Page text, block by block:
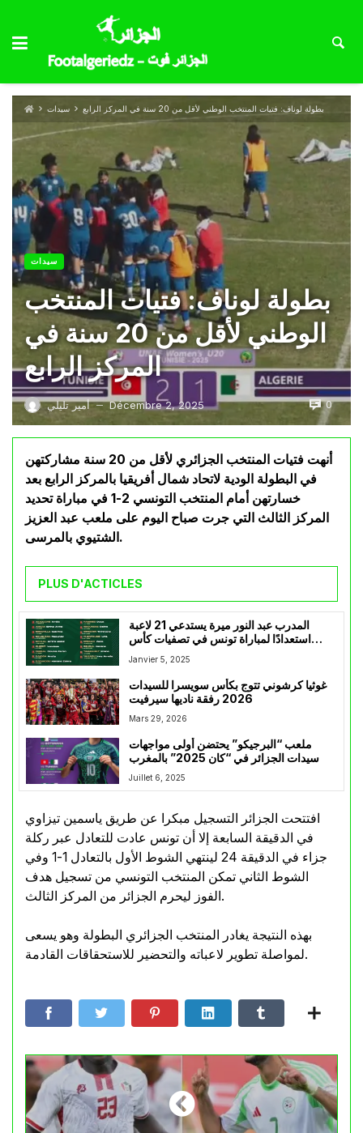
سيدات بطولة لوناف: فتيات المنتخب الوطني لأقل من 20 سنة في المركز الرابع
سيدات
بطولة لوناف: فتيات المنتخب
الوطني لأقل من 20 سنة في
المركز الرابع
أمير تليلي — Décembre 2, 2025 0
أنهت فتيات المنتخب الجزائري لأقل من 20 سنة مشاركتهن
في البطولة الودية لاتحاد شمال أفريقيا بالمركز الرابع بعد
خسارتهن أمام المنتخب التونسي 2-1 في مباراة تحديد
المركز الثالث التي جرت صباح اليوم على ملعب عبد العزيز
الشتيوي بالمرسى.
PLUS D'ACTICLES
المدرب عبد النور ميرة يستدعي 21 لاعبة
استعدادًا لمباراة تونس في تصفيات كأس
العالم 2025
Janvier 5, 2025
غوثيا كرشوني تتوج بكأس سويسرا للسيدات
2026 رفقة ناديها سيرفيت
Mars 29, 2026
ملعب “البرجيكو” يحتضن أولى مواجهات
سيدات الجزائر في “كان 2025” بالمغرب
Juillet 6, 2025
افتتحت الجزائر التسجيل مبكرا عن طريق ياسمين تيزاوي
في الدقيقة السابعة إلا أن تونس عادت للتعادل عبر ركلة
جزاء في الدقيقة 24 لينتهي الشوط الأول بالتعادل 1-1 وفي
الشوط الثاني تمكن المنتخب التونسي من تسجيل هدف
الفوز ليحرم الجزائر من المركز الثالث.
بهذه النتيجة يغادر المنتخب الجزائري البطولة وهو يسعى
لمواصلة تطوير لاعباته والتحضير للاستحقاقات القادمة.